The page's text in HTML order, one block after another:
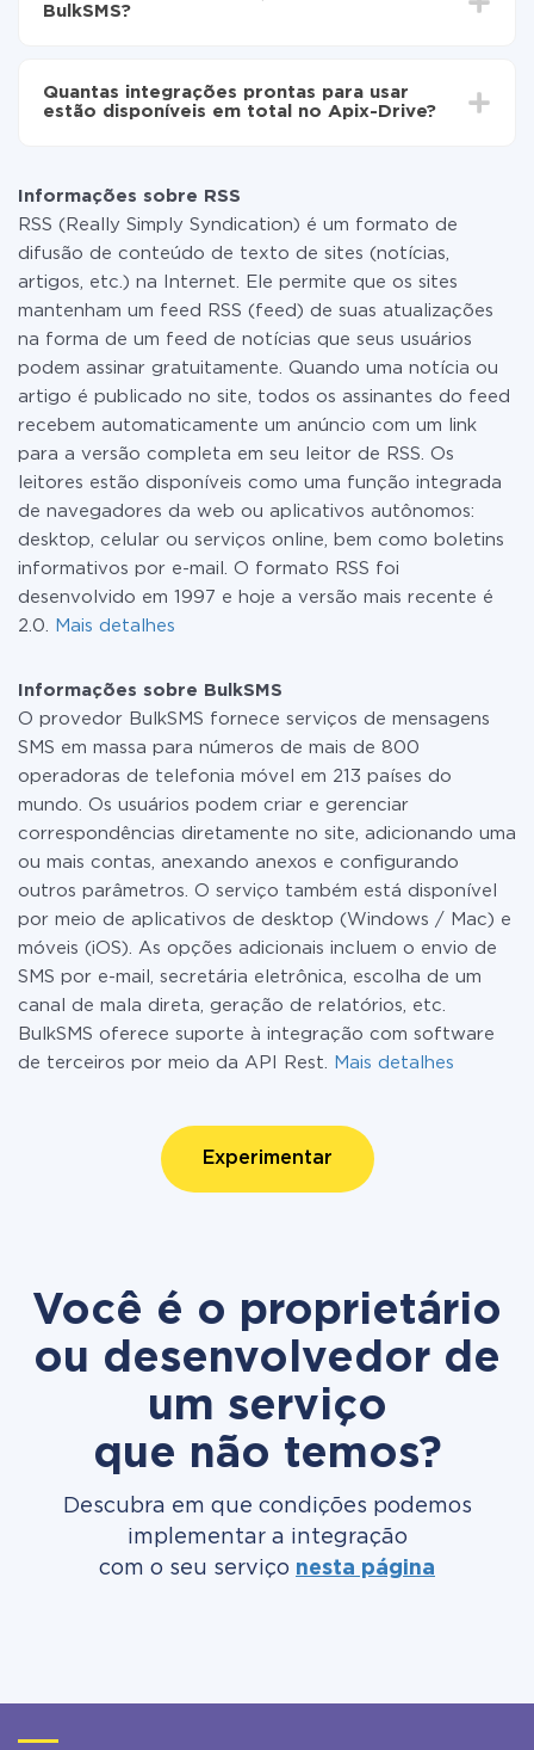
minutos.
BulkSMS?
as tarifas. Você paga apenas pela quantidade de
dados que é realmente transferida de um de seus
ou mudar para um de pago, se necessário. Mais
detalhes sobretarifas.
Quantas integrações prontas para usar
estão disponíveis em total no Apix-Drive?
Informações sobre RSS
RSS (Really Simply Syndication) é um formato de
difusão de conteúdo de texto de sites (notícias,
artigos, etc.) na Internet. Ele permite que os sites
mantenham um feed RSS (feed) de suas atualizações
na forma de um feed de notícias que seus usuários
podem assinar gratuitamente. Quando uma notícia ou
artigo é publicado no site, todos os assinantes do feed
recebem automaticamente um anúncio com um link
para a versão completa em seu leitor de RSS. Os
leitores estão disponíveis como uma função integrada
de navegadores da web ou aplicativos autônomos:
desktop, celular ou serviços online, bem como boletins
informativos por e-mail. O formato RSS foi
desenvolvido em 1997 e hoje a versão mais recente é
2.0.
Mais detalhes
Informações sobre BulkSMS
O provedor BulkSMS fornece serviços de mensagens
SMS em massa para números de mais de 800
operadoras de telefonia móvel em 213 países do
mundo. Os usuários podem criar e gerenciar
correspondências diretamente no site, adicionando uma
ou mais contas, anexando anexos e configurando
outros parâmetros. O serviço também está disponível
por meio de aplicativos de desktop (Windows / Mac) e
móveis (iOS). As opções adicionais incluem o envio de
SMS por e-mail, secretária eletrônica, escolha de um
canal de mala direta, geração de relatórios, etc.
BulkSMS oferece suporte à integração com software
de terceiros por meio da API Rest.
Mais detalhes
Experimentar
Você é o proprietário
ou desenvolvedor de
um serviço
que não temos?
Descubra em que condições podemos
implementar a integração
com o seu serviço nesta página